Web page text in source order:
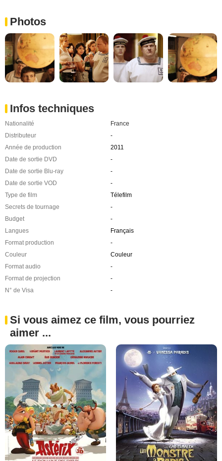
Photos
Infos techniques
Nationalité
France
Distributeur
-
Année de production
2011
Date de sortie DVD
-
Date de sortie Blu-ray
-
Date de sortie VOD
-
Type de film
Télefilm
Secrets de tournage
-
Budget
-
Langues
Français
Format production
-
Couleur
Couleur
Format audio
-
Format de projection
-
N° de Visa
-
Si vous aimez ce film, vous pourriez
aimer ...